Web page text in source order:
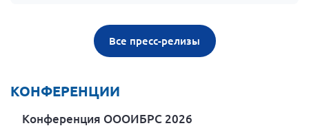
Все пресс-релизы
КОНФЕРЕНЦИИ
Конференция ОООИБРС 2026